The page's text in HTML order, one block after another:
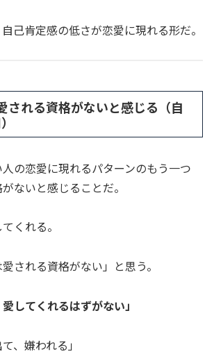
己肯定感の低さが恋愛に現れる形だ。
される資格がないと感じる（自
の恋愛に現れるパターンのもう一つ
ないと感じることだ。
くれる。
される資格がない」と思う。
してくれるはずがない」
、嫌われる」